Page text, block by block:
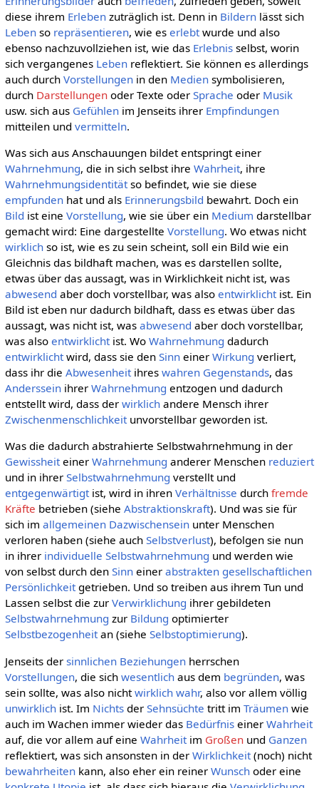
diese ihrem Erlebenzuträglich ist. Denn in Bildernlässt sich
Lebenso repräsentieren, wie es erlebtwurde und also
ebenso nachzuvollziehen ist, wie das Erlebnisselbst, worin
sich vergangenes Lebenreflektiert. Sie können es allerdings
auch durch Vorstellungenin den Mediensymbolisieren,
durch Darstellungenoder Texte oder Sprache oder Musik
usw. sich aus Gefühlenim Jenseits ihrer Empfindungen
mitteilen und vermitteln.
Was sich aus Anschauungen bildet entspringt einer
Wahrnehmung, die in sich selbst ihre Wahrheit, ihre
Wahrnehmungsidentitätso befindet, wie sie diese
empfundenhat und als Erinnerungsbild bewahrt. Doch ein
Bild ist eine Vorstellung, wie sie über ein Medium darstellbar
gemacht wird: Eine dargestellte Vorstellung. Wo etwas nicht
wirklichso ist, wie es zu sein scheint, soll ein Bild wie ein
Gleichnis das bildhaft machen, was es darstellen sollte,
etwas über das aussagt, was in Wirklichkeit nicht ist, was
abwesend aber doch vorstellbar, was also entwirklichtist. Ein
Bild ist eben nur dadurch bildhaft, dass es etwas über das
aussagt, was nicht ist, was abwesend aber doch vorstellbar,
was also entwirklichtist. Wo Wahrnehmung dadurch
entwirklichtwird, dass sie den Sinneiner Wirkung verliert,
dass ihr die Abwesenheitihres wahren Gegenstands, das
Andersseinihrer Wahrnehmung entzogen und dadurch
entstellt wird, dass der wirklichandere Mensch ihrer
Zwischenmenschlichkeitunvorstellbar geworden ist.
Was die dadurch abstrahierte Selbstwahrnehmung in der
Gewissheiteiner Wahrnehmung anderer Menschen reduziert
und in ihrer Selbstwahrnehmung verstellt und
entgegenwärtigtist, wird in ihren Verhältnisse durch fremde
Kräfte betrieben (siehe Abstraktionskraft). Und was sie für
sich im allgemeinen Dazwischenseinunter Menschen
verloren haben (siehe auch Selbstverlust), befolgen sie nun
in ihrer individuelle Selbstwahrnehmung und werden wie
von selbst durch den Sinneiner abstrakten gesellschaftlichen
Persönlichkeitgetrieben. Und so treiben aus ihrem Tun und
Lassen selbst die zur Verwirklichung ihrer gebildeten
Selbstwahrnehmung zur Bildung optimierter
Selbstbezogenheitan (siehe Selbstoptimierung).
Jenseits der sinnlichen Beziehungenherrschen
Vorstellungen, die sich wesentlichaus dem begründen, was
sein sollte, was also nichtwirklich wahr, also vor allem völlig
unwirklichist. Im Nichtsder Sehnsüchte tritt im Träumenwie
auch im Wachen immer wieder das Bedürfniseiner Wahrheit
auf, die vor allem auf eine Wahrheitim Großenund Ganzen
reflektiert, was sich ansonsten in der Wirklichkeit(noch) nicht
bewahrheitenkann, also eher ein reiner Wunschoder eine